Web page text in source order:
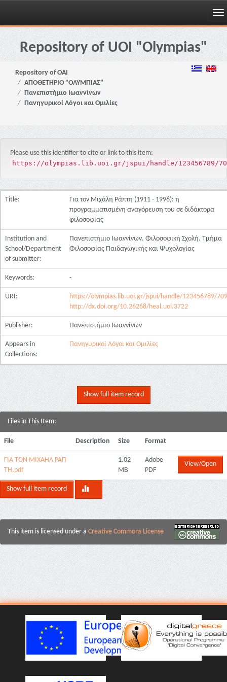
Skip
navigationRepository of UOI "Olympias"
Repository of OAI
ΑΠΟΘΕΤΗΡΙΟ "ΟΛΥΜΠΙΑΣ"
Πανεπιστήμιο Ιωαννίνων
Πανηγυρικοί Λόγοι και Ομιλίες
Please use this identifier to cite or link to this item:
https://olympias.lib.uoi.gr/jspui/handle/123456789/
Title:
Για τον Μιχάλη Ράπτη (1911 - 1996): η
προγραμματισμένη αναγόρευση του σε διδάκτορα
φιλοσοφίας
Institution and
School/Department
of submitter:
Πανεπιστήμιο Ιωαννίνων. Φιλοσοφική Σχολή. Τμήμα
Φιλοσοφίας Παιδαγωγικής και Ψυχολογίας
Keywords: -
URI:
https://olympias.lib.uoi.gr/jspui/handle/123456789/
http://dx.doi.org/10.26268/heal.uoi.3722
Publisher: Πανεπιστήμιο Ιωαννίνων
Appears in
Collections:
Πανηγυρικοί Λόγοι και Ομιλίες
Show full item record
Files in This Item:
File Description Size Format
ΓΙΑ ΤΟΝ ΜΙΧΑΗΛ ΡΑΠ
ΤΗ.pdf
1.02
MB
Adobe
PDF
View/Open
Show full item record
This item is licensed under a Creative Commons License